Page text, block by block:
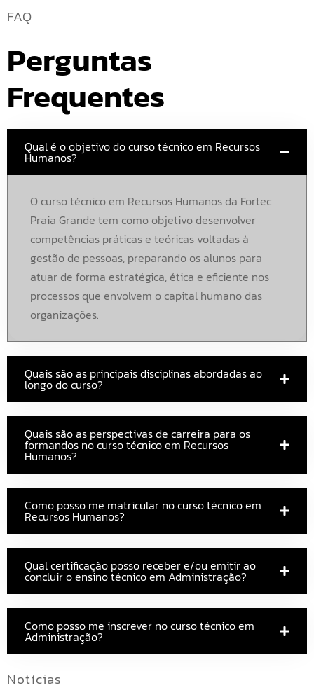
FAQ
Perguntas
Frequentes
Qual é o objetivo do curso técnico em Recursos
Humanos?
O curso técnico em Recursos Humanos da Fortec
Praia Grande tem como objetivo desenvolver
competências práticas e teóricas voltadas à
gestão de pessoas, preparando os alunos para
atuar de forma estratégica, ética e eficiente nos
processos que envolvem o capital humano das
organizações.
Quais são as principais disciplinas abordadas ao
longo do curso?
Quais são as perspectivas de carreira para os
formandos no curso técnico em Recursos
Humanos?
Como posso me matricular no curso técnico em
Recursos Humanos?
Qual certificação posso receber e/ou emitir ao
concluir o ensino técnico em Administração?
Como posso me inscrever no curso técnico em
Administração?
Notícias